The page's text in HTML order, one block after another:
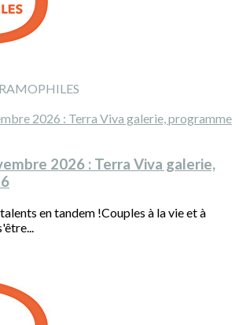
2026 : Terra Viva galerie,
en tandem !Couples à la vie et à